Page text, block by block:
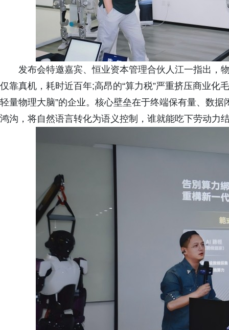
发布会特邀嘉宾、恒业资本管理合伙人江一指出，
仅靠真机，耗时近百年;高昂的“算力税”严重挤压商业化
轻量物理大脑”的企业。核心壁垒在于终端保有量、数
鸿沟，将自然语言转化为语义控制，谁就能吃下劳动力